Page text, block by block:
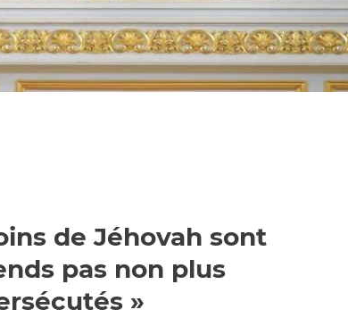
de Jéhovah sont
pas non plus
»